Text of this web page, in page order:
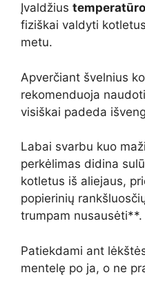
Įvaldžius
fiziškai valdyti
metu.
Apverčiant švelnius
rekomenduoja naudoti
visiškai padeda
Labai svarbu kuo
perkėlimas didina
kotletus iš aliejaus,
popierinių
trumpam nusausėti**.
Patiekdami ant
mentelę po ja, o ne